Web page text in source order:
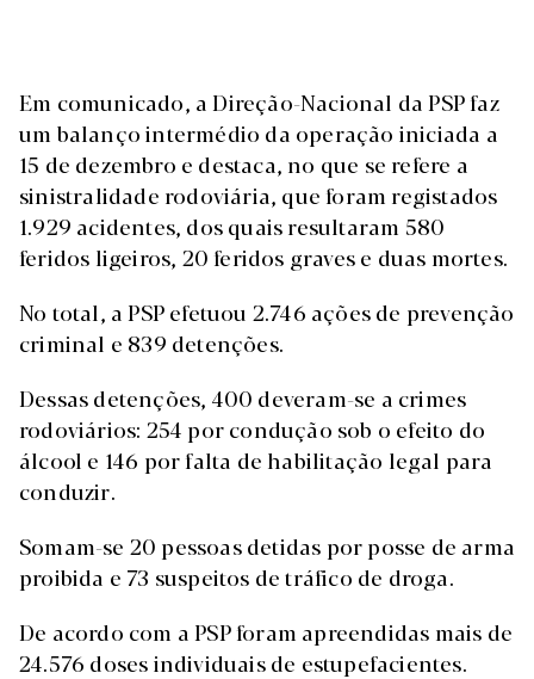
Em comunicado, a Direção-Nacional da PSP faz
um balanço intermédio da operação iniciada a
15 de dezembro e destaca, no que se refere a
sinistralidade rodoviária, que foram registados
1.929 acidentes, dos quais resultaram 580
feridos ligeiros, 20 feridos graves e duas mortes.
No total, a PSP efetuou 2.746 ações de prevenção
criminal e 839 detenções.
Dessas detenções, 400 deveram-se a crimes
rodoviários: 254 por condução sob o efeito do
álcool e 146 por falta de habilitação legal para
conduzir.
Somam-se 20 pessoas detidas por posse de arma
proibida e 73 suspeitos de tráfico de droga.
De acordo com a PSP foram apreendidas mais de
24.576 doses individuais de estupefacientes.